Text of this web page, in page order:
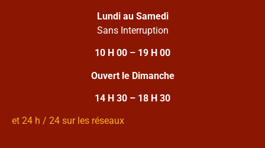
Lundi au Samedi
Sans Interruption
10 H 00 – 19 H 00
Ouvert le Dimanche
14 H 30 – 18 H 30
et 24 h / 24 sur les réseaux